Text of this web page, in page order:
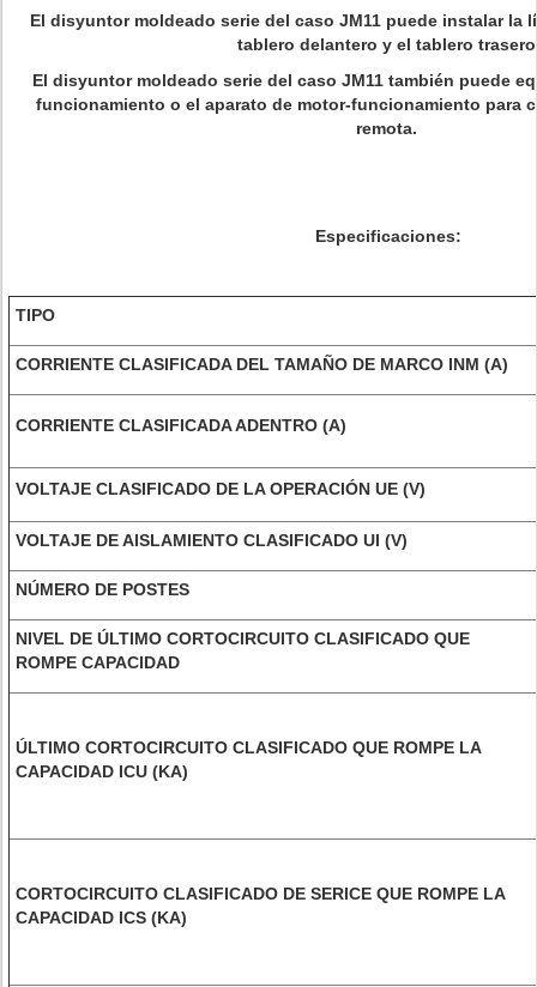
El disyuntor moldeado serie del caso JM11 puede instalar la
tablero delantero y el tablero
El disyuntor moldeado serie del caso JM11 también puede
funcionamiento o el aparato de motor-funcionamiento para
remota.
Especificaciones:
TIPO
CORRIENTE CLASIFICADA DEL TAMAÑO DE MARCO INM (A)
CORRIENTE CLASIFICADA ADENTRO (A)
VOLTAJE CLASIFICADO DE LA OPERACIÓN UE (V)
VOLTAJE DE AISLAMIENTO CLASIFICADO UI (V)
NÚMERO DE POSTES
NIVEL DE ÚLTIMO CORTOCIRCUITO CLASIFICADO QUE
ROMPE CAPACIDAD
ÚLTIMO CORTOCIRCUITO CLASIFICADO QUE ROMPE LA
CAPACIDAD ICU (KA)
CORTOCIRCUITO CLASIFICADO DE SERICE QUE ROMPE LA
CAPACIDAD ICS (KA)